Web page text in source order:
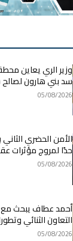
وزير الري يعاين
سد بني هارون لصالح ستة (06
05/08/2026
الأمن الحضري
حدًا لمروج مؤثرات عقلية
05/08/2026
أحمد عطاف يبحث مع
التعاون الثنائي
05/08/2026